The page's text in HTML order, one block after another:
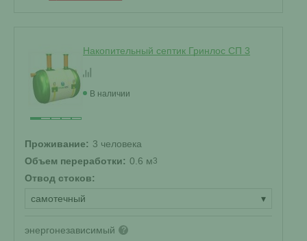
Накопительный септик Гринлос СП 3
В наличии
Проживание: 3 человека
Объем переработки: 0.6 м3
Отвод стоков:
самотечный
▾
энергонезависимый ?